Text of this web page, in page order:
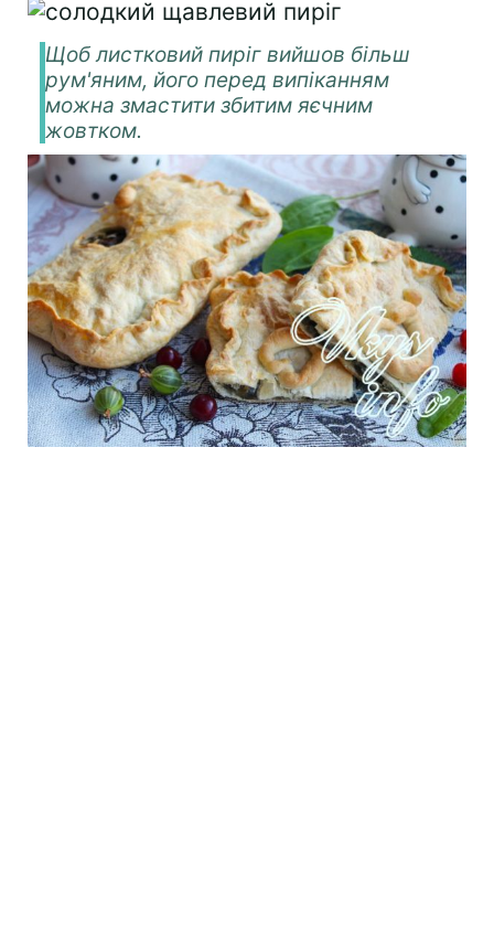
Щоб листковий пиріг вийшов більш
рум'яним, його перед випіканням
можна змастити збитим яєчним
жовтком.